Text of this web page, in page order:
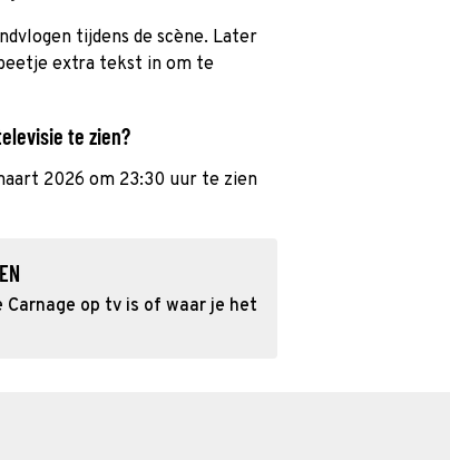
tijdens de scène. Later
extra tekst in om te
te zien?
2026 om 23:30 uur te zien
Carnage op tv is of waar je het